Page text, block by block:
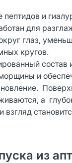
и
для
глаз,
кругов.
состав
и
а
взгляд
из